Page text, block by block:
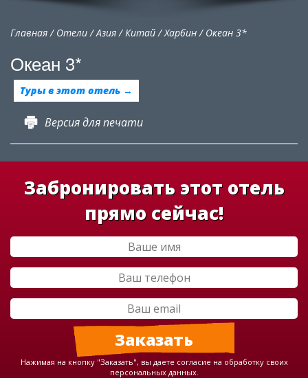
Главная/ Отели/Азия/Китай/Харбин / Океан 3*
Океан 3*
Туры в этот отель →
Версия для печати
Забронировать этот отель
прямо сейчас!
Нажимая на кнопку "Заказать", вы даете согласие на обработку своих
персональных данных.